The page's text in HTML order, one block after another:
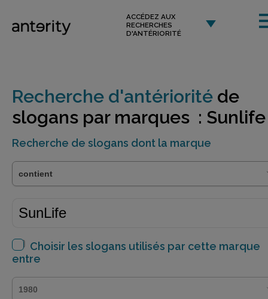
ACCÉDEZ AUX
RECHERCHES
D'ANTÉRIORITÉ
Recherche d'antériorité de
slogans par marques : Sunlife
Recherche de slogans dont la marque
Choisir les slogans utilisés par cette marque
entre